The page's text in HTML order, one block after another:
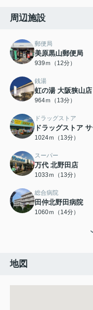
周辺施設
郵便局
美原黒山郵便局
939ｍ（12分）
銭湯
虹の湯 大阪狭山店
964ｍ（13分）
ドラッグストア
ドラッグストア
1024ｍ（13分）
スーパー
万代 北野田店
1033ｍ（13分）
総合病院
田仲北野田病院
1060ｍ（14分）
地図